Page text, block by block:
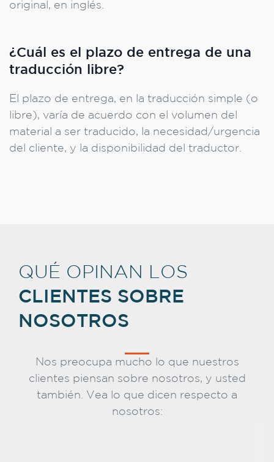
original, en inglés.
¿Cuál es el plazo de entrega de una
traducción libre?
El plazo de entrega, en la traducción simple (o
libre), varía de acuerdo con el volumen del
material a ser traducido, la necesidad/urgencia
del cliente, y la disponibilidad del traductor.
QUÉ OPINAN LOS
CLIENTES SOBRE
NOSOTROS
Nos preocupa mucho lo que nuestros
clientes piensan sobre nosotros, y usted
también. Vea lo que dicen respecto a
nosotros: